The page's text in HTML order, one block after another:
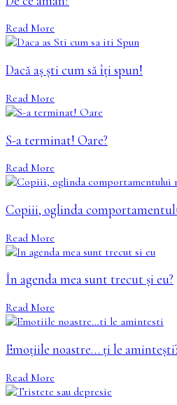
Read More
Dacă aș ști cum să îți spun!
Read More
S-a terminat! Oare?
Read More
Copiii, oglinda
Read More
În agenda mea sunt trecut și eu?
Read More
Emoțiile noastre… ți le
Read More